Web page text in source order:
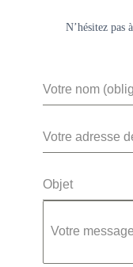
N’hésitez pas
Votre nom
Votre adresse
Objet
Votre message